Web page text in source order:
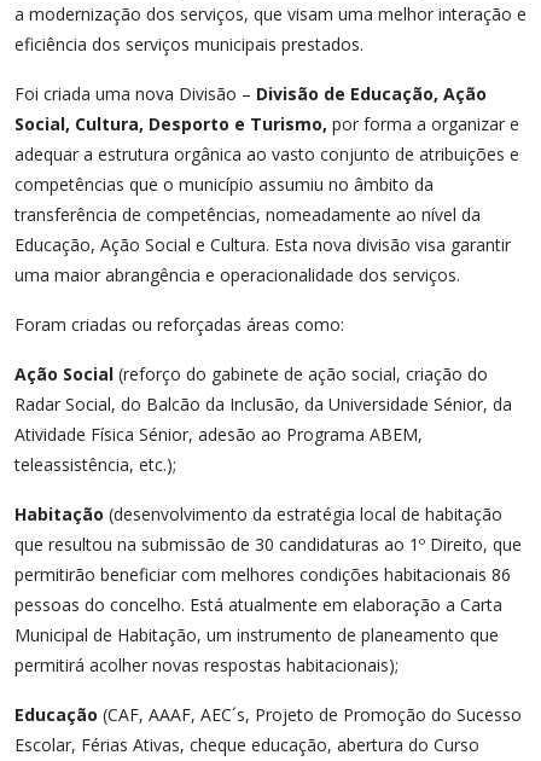
a modernização dos serviços, que visam uma melhor interação e
eficiência dos serviços municipais prestados.
Foi criada uma nova Divisão – Divisão de Educação, Ação
Social, Cultura, Desporto e Turismo, por forma a organizar e
adequar a estrutura orgânica ao vasto conjunto de atribuições e
competências que o município assumiu no âmbito da
transferência de competências, nomeadamente ao nível da
Educação, Ação Social e Cultura. Esta nova divisão visa garantir
uma maior abrangência e operacionalidade dos serviços.
Foram criadas ou reforçadas áreas como:
Ação Social (reforço do gabinete de ação social, criação do
Radar Social, do Balcão da Inclusão, da Universidade Sénior, da
Atividade Física Sénior, adesão ao Programa ABEM,
teleassistência, etc.);
Habitação (desenvolvimento da estratégia local de habitação
que resultou na submissão de 30 candidaturas ao 1º Direito, que
permitirão beneficiar com melhores condições habitacionais 86
pessoas do concelho. Está atualmente em elaboração a Carta
Municipal de Habitação, um instrumento de planeamento que
permitirá acolher novas respostas habitacionais);
Educação (CAF, AAAF, AEC´s, Projeto de Promoção do Sucesso
Escolar, Férias Ativas, cheque educação, abertura do Curso